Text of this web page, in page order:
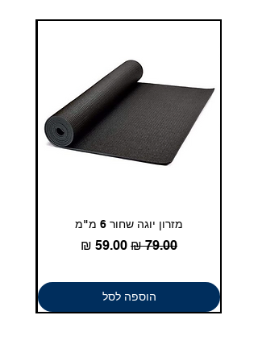
מזרון יוגה שחור 6 מ"מ
מחיר רגילמחיר מבצע
הוספה לסל